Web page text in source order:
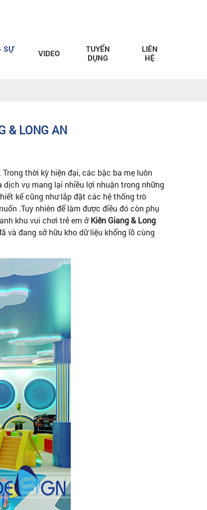
SỰ
VIDEO
TUYỂN
DỤNG
LIÊN
HỆ
& LONG AN
thời kỳ hiện đại, các bậc ba mẹ luôn
vụ mang lại nhiều lợi nhuận trong những
kế cũng như lắp đặt các hệ thống trò
.Tuy nhiên để làm được điều đó còn phụ
khu vui chơi trẻ em ởKiên Giang & Long
và đang sở hữu kho dữ liệu khổng lồ cùng